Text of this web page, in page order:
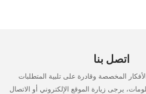
اتصل بنا
المخصصة وقادرة على تلبية المتطلبات
يرجى زيارة الموقع الإلكتروني أو الاتصال